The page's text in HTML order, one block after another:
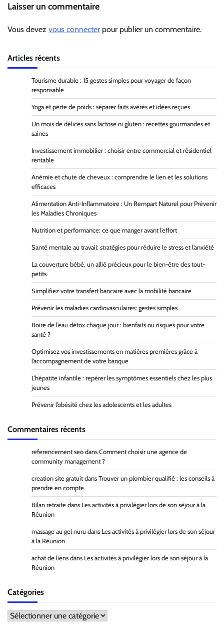
Laisser un commentaire
Vous devez vous connecter pour publier un commentaire.
Articles récents
Tourisme durable : 15 gestes simples pour voyager de façon
responsable
Yoga et perte de poids : séparer faits avérés et idées reçues
Un mois de délices sans lactose ni gluten : recettes gourmandes et
saines
Investissement immobilier : choisir entre commercial et résidentiel
rentable
Anémie et chute de cheveux : comprendre le lien et les solutions
efficaces
Alimentation Anti-Inflammatoire : Un Rempart Naturel pour Prévenir
les Maladies Chroniques
Nutrition et performance: ce que manger avant l’effort
Santé mentale au travail: stratégies pour réduire le stress et l’anxiété
La couverture bébé, un allié précieux pour le bien-être des tout-
petits
Simplifiez votre transfert bancaire avec la mobilité bancaire
Prévenir les maladies cardiovasculaires: gestes simples
Boire de l’eau détox chaque jour : bienfaits ou risques pour votre
santé ?
Optimisez vos investissements en matières premières grâce à
l’accompagnement de votre banque
L’hépatite infantile : repérer les symptômes essentiels chez les plus
jeunes
Prévenir l’obésité chez les adolescents et les adultes
Commentaires récents
referencement seo dans Comment choisir une agence de
community management ?
creation site gratuit dans Trouver un plombier qualifié : les conseils à
prendre en compte
Bilan retraite dans Les activités à privilégier lors de son séjour à la
Réunion
massage au gel nuru dans Les activités à privilégier lors de son séjour
à la Réunion
achat de liens dans Les activités à privilégier lors de son séjour à la
Réunion
Catégories
Catégories